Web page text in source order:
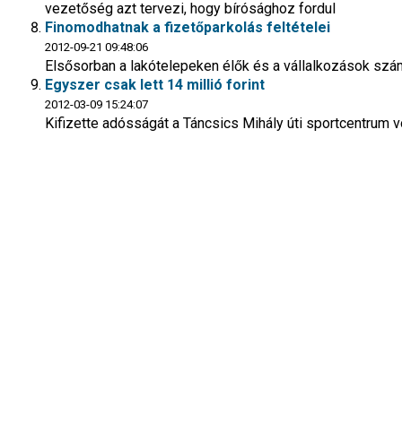
vezetőség azt tervezi, hogy bírósághoz fordul
Finomodhatnak a fizetőparkolás feltételei
2012-09-21 09:48:06
Elsősorban a lakótelepeken élők és a vállalkozások
Egyszer csak lett 14 millió forint
2012-03-09 15:24:07
Kifizette adósságát a Táncsics Mihály úti sportcentrum